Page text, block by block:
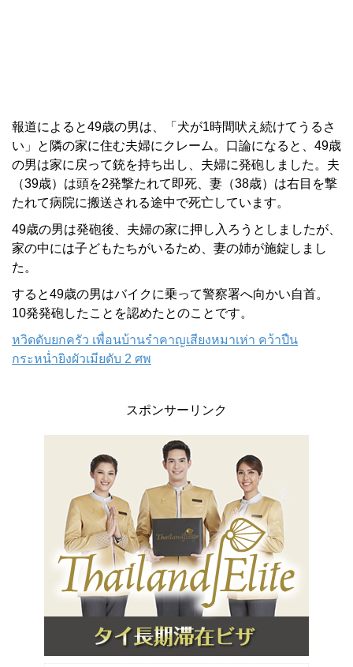
報道によると49歳の男は、「犬が1時間吠え続けてうるさ
い」と隣の家に住む夫婦にクレーム。口論になると、49歳
の男は家に戻って銃を持ち出し、夫婦に発砲しました。夫
（39歳）は頭を2発撃たれて即死、妻（38歳）は右目を撃
たれて病院に搬送される途中で死亡しています。
49歳の男は発砲後、夫婦の家に押し入ろうとしましたが、
家の中には子どもたちがいるため、妻の姉が施錠しまし
た。
すると49歳の男はバイクに乗って警察署へ向かい自首。
10発発砲したことを認めたとのことです。
หวิดดับยกครัว เพื่อนบ้านรำคาญเสียงหมาเห่า คว้าปืน
กระหน่ำยิงผัวเมียดับ 2 ศพ
スポンサーリンク